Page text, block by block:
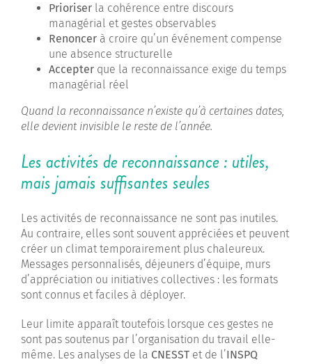
Prioriserla cohérence entre discours
managérial et gestes observables
Renoncerà croire qu’un événement compense
une absence structurelle
Accepterque la reconnaissance exige du temps
managérial réel
Quand la reconnaissance n’existe qu’à certaines dates,
elle devient invisible le reste de l’année.
Les activités de reconnaissance : utiles,
mais jamais suffisantes seules
Les activités de reconnaissance ne sont pas inutiles.
Au contraire, elles sont souvent appréciées et peuvent
créer un climat temporairement plus chaleureux.
Messages personnalisés, déjeuners d’équipe, murs
d’appréciation ou initiatives collectives : les formats
sont connus et faciles à déployer.
Leur limite apparaît toutefois lorsque ces gestes ne
sont pas soutenus par l’organisation du travail elle-
même. Les analyses de la CNESSTet de l’INSPQ